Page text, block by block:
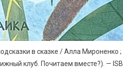
в сказке / Алла Мироненко
клуб. Почитаем вместе?). —